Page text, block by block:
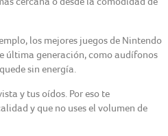
los mejores juegos de Nintendo
última generación, como audífonos
sin energía.
y tus oídos. Por eso te
y que no uses el volumen de